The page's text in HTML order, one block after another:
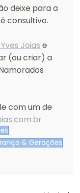
deixe para a
consultivo.
Joias e
(ou criar) a
com um de
& Gerações